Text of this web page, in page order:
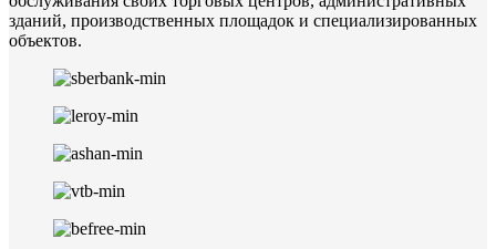
зданий, производственных площадок и специализированных
объектов.